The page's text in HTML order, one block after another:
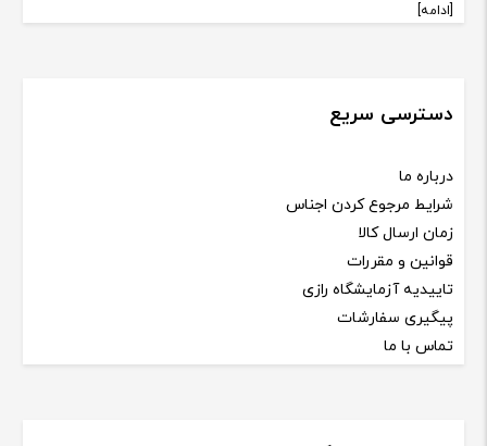
[ادامه]
دسترسی سریع
درباره ما
شرایط مرجوع کردن اجناس
زمان ارسال کالا
قوانین و مقررات
تاییدیه آزمایشگاه رازی
پیگیری سفارشات
تماس با ما